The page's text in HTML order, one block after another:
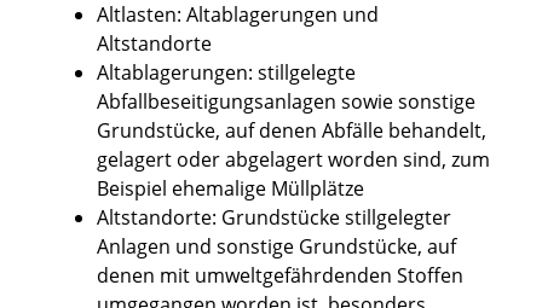
Altlasten: Altablagerungen und
Altstandorte
Altablagerungen: stillgelegte
Abfallbeseitigungsanlagen sowie sonstige
Grundstücke, auf denen Abfälle behandelt,
gelagert oder abgelagert worden sind, zum
Beispiel ehemalige Müllplätze
Altstandorte: Grundstücke stillgelegter
Anlagen und sonstige Grundstücke, auf
denen mit umweltgefährdenden Stoffen